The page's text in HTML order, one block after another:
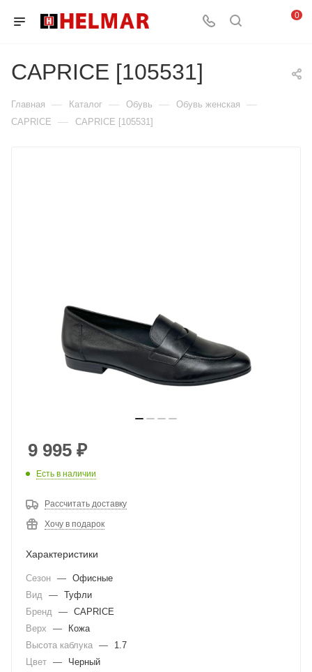
0
CAPRICE [105531]
Главная — Каталог — Обувь — Обувь женская —
CAPRICE — CAPRICE [105531]
9 995 ₽
Есть в наличии
Рассчитать доставку
Хочу в подарок
Характеристики
Сезон — Офисные
Вид
— Туфли
Бренд
— CAPRICE
Верх
—
Кожа
Высота каблука —
1.7
Цвет —
Черный